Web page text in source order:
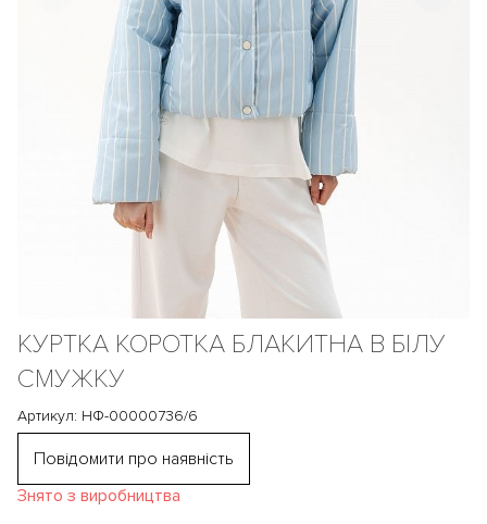
КУРТКА КОРОТКА БЛАКИТНА В БІЛУ
СМУЖКУ
Артикул: НФ-00000736/6
Повідомити про наявність
Знято з виробництва